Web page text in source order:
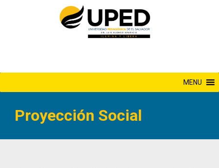
MENU
Proyección Social